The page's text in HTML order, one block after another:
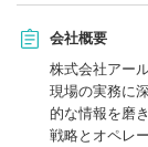
会社概要
株式会社アー
現場の実務に
的な情報を磨
戦略とオペレ